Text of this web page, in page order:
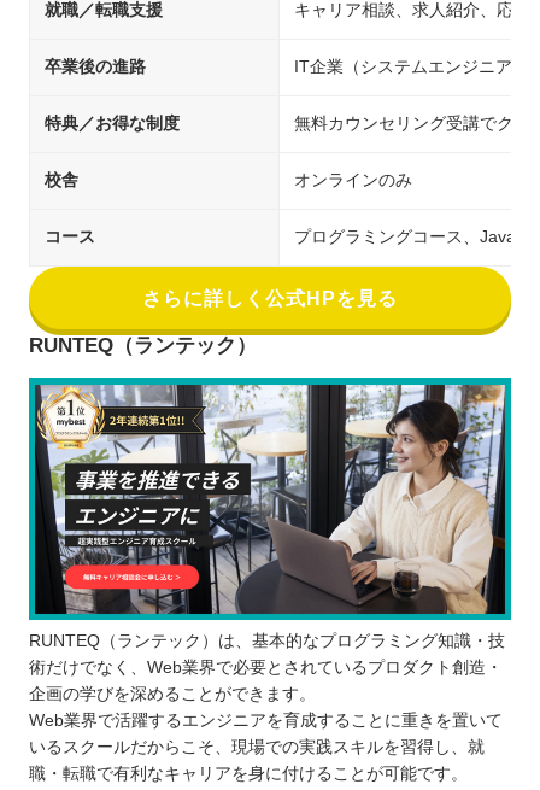
就職／転職支援 キャリア相談、求人紹介、応募
卒業後の進路 IT企業（システムエンジニア／
特典／お得な制度 無料カウンセリング受講でクー
校舎 オンラインのみ
コース プログラミングコース、Java
さらに詳しく公式HPを見る
RUNTEQ（ランテック）
RUNTEQ（ランテック）は、基本的なプログラミング知識・技
術だけでなく、Web業界で必要とされているプロダクト創造・
企画の学びを深めることができます。
Web業界で活躍するエンジニアを育成することに重きを置いて
いるスクールだからこそ、現場での実践スキルを習得し、就
職・転職で有利なキャリアを身に付けることが可能です。